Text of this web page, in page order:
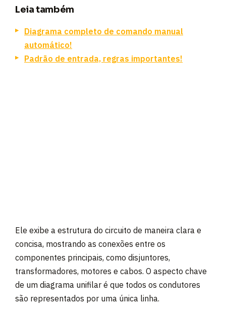
Leia também
Diagrama completo de comando manual
automático!
Padrão de entrada, regras importantes!
Ele exibe a estrutura do circuito de maneira clara e
concisa, mostrando as conexões entre os
componentes principais, como disjuntores,
transformadores, motores e cabos. O aspecto chave
de um diagrama unifilar é que todos os condutores
são representados por uma única linha.